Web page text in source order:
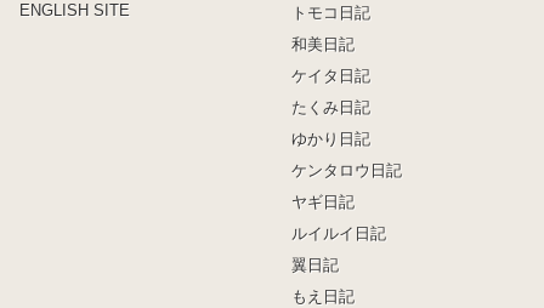
ENGLISH SITE
トモコ日記
和美日記
ケイタ日記
たくみ日記
ゆかり日記
ケンタロウ日記
ヤギ日記
ルイルイ日記
翼日記
もえ日記